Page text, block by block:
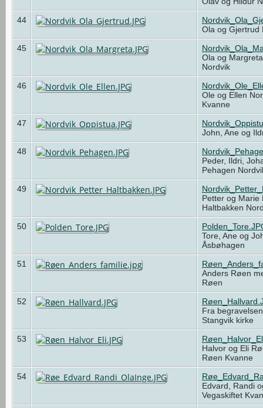
44
Ola og
45
Ola og
Nordvik
46
Ole og Ellen
Kvanne
47
John, Ane og
48
Peder, Ildri,
Pehagen
49
Petter og Marie
Haltbakken
50
Tore, Ane og
Åsbøhagen
51
Anders Røen
Røen
52
Fra
Stangvik kirke
53
Halvor og Eli
Røen Kvanne
54
Edvard, Randi
Vegaskiftet